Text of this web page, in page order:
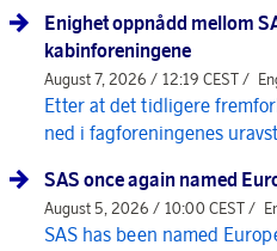
Enighet oppnådd mellom
kabinforeningene
August 7, 2026 / 12:19 CEST /
Etter at det tidligere
ned i fagforeningenes
SAS once again named
August 5, 2026 / 10:00 CEST /
SAS has been named